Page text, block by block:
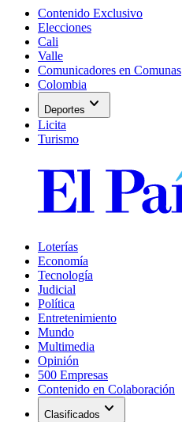
Contenido Exclusivo
Elecciones
Cali
Valle
Comunicadores en Comunas
Colombia
Deportes expand_more
Licita
Turismo
Loterías
Economía
Tecnología
Judicial
Política
Entretenimiento
Mundo
Multimedia
Opinión
500 Empresas
Contenido en Colaboración
Clasificados expand_more